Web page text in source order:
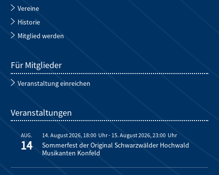
Vereine
Historie
Mitglied werden
Für Mitglieder
Veranstaltung einreichen
Veranstaltungen
AUG.
14
14. August 2026, 18:00 - 15. August 2026, 23:00
Sommerfest der Original Schwarzwälder Hochwald
Musikanten Konfeld